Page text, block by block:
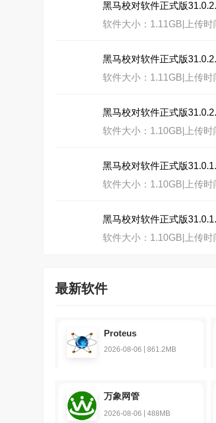
黑马校对软件正式版
软件大小：1.11GB
上传
黑马校对软件正式版
软件大小：1.11GB
上传
黑马校对软件正式版
软件大小：1.10GB
上传
黑马校对软件正式版
软件大小：1.10GB
上传
黑马校对软件正式版
软件大小：1.10GB
上传
最新软件
Proteus
2026-08-06 861.2MB
万象网管
2026-08-06 488MB